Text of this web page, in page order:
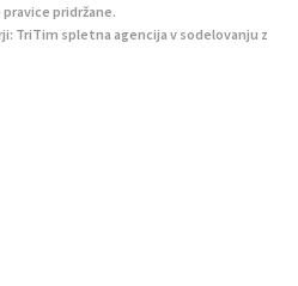
pravice pridržane.
TriTim spletna agencija v sodelovanju z